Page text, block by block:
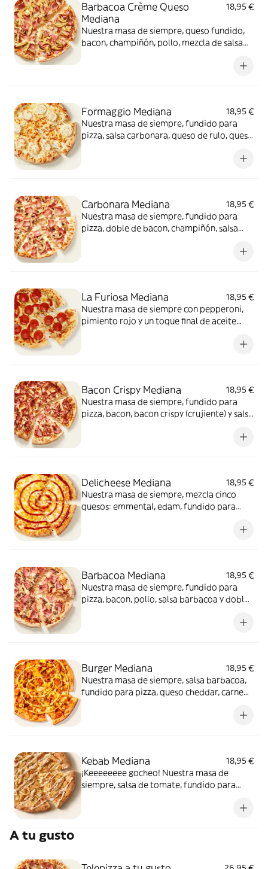
Barbacoa Crème Queso
Mediana
18,95 €
Nuestra masa de siempre, queso fundido,
bacon, champiñón, pollo, mezcla de salsa
Formaggio Mediana
18,95 €
Nuestra masa de siempre, fundido para
pizza, salsa carbonara, queso de rulo, queso
cheddar, gouda, emmental , mozzarella y
Carbonara Mediana
18,95 €
Nuestra masa de siempre, fundido para
pizza, doble de bacon, champiñón, salsa
La Furiosa Mediana
18,95 €
Nuestra masa de siempre con pepperoni,
pimiento rojo y un toque final de aceite
Bacon Crispy Mediana
18,95 €
Nuestra masa de siempre, fundido para
pizza, bacon, bacon crispy (crujiente) y salsa
Delicheese Mediana
18,95 €
Nuestra masa de siempre, mezcla cinco
quesos: emmental, edam, fundido para
confitado y orégano. El festival de queso
Barbacoa Mediana
18,95 €
Nuestra masa de siempre, fundido para
pizza, bacon, pollo, salsa barbacoa y doble
Burger Mediana
18,95 €
Nuestra masa de siempre, salsa barbacoa,
fundido para pizza, queso cheddar, carne
Kebab Mediana
18,95 €
¡Keeeeeeee gocheo! Nuestra masa de
siempre, salsa de tomate, fundido para
A tu gusto